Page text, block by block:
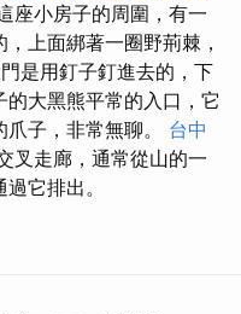
座小房子的周圍，有一
上面綁著一圈野荊棘，
是用釘子釘進去的，下
大黑熊平常的入口，它
子，非常無聊。 台中
叉走廊，通常從山的一
它排出。